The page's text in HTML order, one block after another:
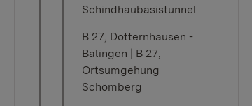
Schindhaubasistunnel
B 27, Dotternhausen -
Balingen | B 27,
Ortsumgehung
Schömberg